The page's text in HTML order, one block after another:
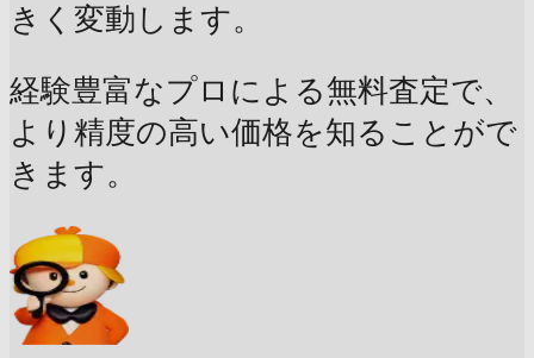
きく変動します。
経験豊富なプロによる無料査定で、
より精度の高い価格を知ることがで
きます。